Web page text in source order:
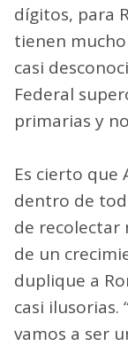
dígitos, para
tienen
casi
Federal
primarias y
Es cierto que
dentro de
de recolectar
de un
duplique a
casi ilusorias.
vamos a ser